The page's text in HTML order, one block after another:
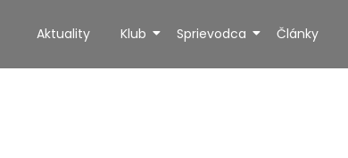
Aktuality Klub Sprievodca Články